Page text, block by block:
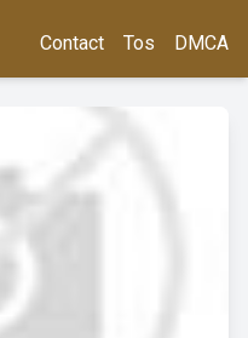
Contact Tos DMCA